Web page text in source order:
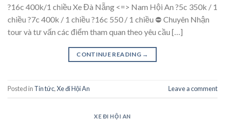
?16c 400k/1 chiều Xe Đà Nẵng <=> Nam Hội An ?5c 350k / 1
chiều ?7c 400k / 1 chiều ?16c 550 / 1 chiều ⛔ Chuyên Nhận
tour và tư vấn các điểm tham quan theo yêu cầu […]
CONTINUE READING →
Posted in Tin tức,Xe đi Hội An Leave a comment
XE ĐI HỘI AN